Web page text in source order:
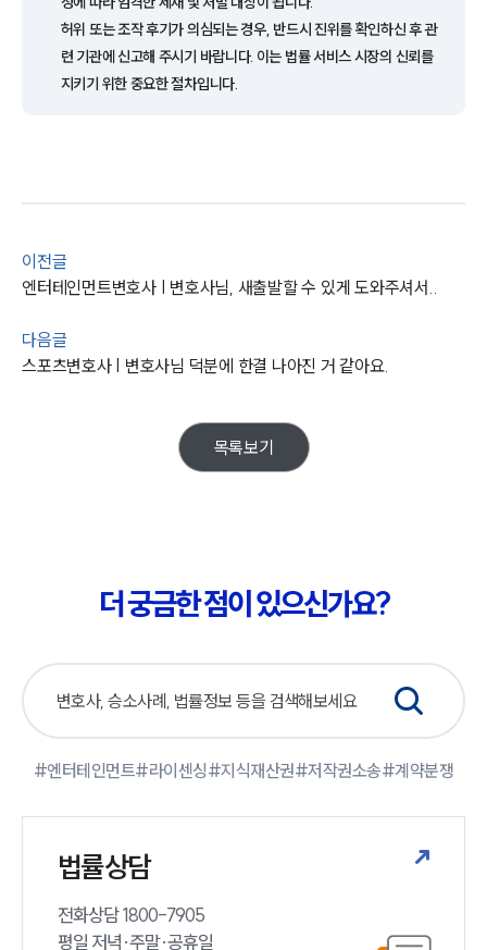
통합검색
AI대륜
업무사례
업무분야
전체
구성원 소개
언론보도
공지사항
법률서식
뉴스레터/브로슈어
세미나
대륜법률상담예약
허위 또는 조작 후기가 의심되는 경우, 반드시 진위를 확인하신 후 관
련 기관에 신고해 주시기 바랍니다. 이는 법률 서비스 시장의 신뢰를
지키기 위한 중요한 절차입니다.
이전글
엔터테인먼트변호사 | 변호사님, 새출발할 수 있게 도와주셔서..
다음글
스포츠변호사 | 변호사님 덕분에 한결 나아진 거 같아요.
목록보기
더 궁금한 점이 있으신가요?
#엔터테인먼트#라이센싱#지식재산권#저작권소송#계약분쟁
법률상담
전화상담 1800-7905
평일 저녁·주말·공휴일